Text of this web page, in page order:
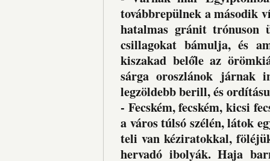
továbbrepülnek a második
hatalmas gránit trónuson
csillagokat bámulja, és
kiszakad belőle az
sárga oroszlánok járnak
legzöldebb berill, és
- Fecském, fecském, kicsi
a város túlsó szélén, látok
teli van kéziratokkal,
hervadó ibolyák. Haja